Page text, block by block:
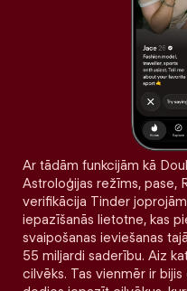
Ar tādām funkcijām kā
Astroloģijas režīms, pase,
verifikācija Tinder
iepazīšanās lietotne, kas
svaipošanas ieviešanas
55 miljardi saderību. Aiz
cilvēks. Tas vienmēr ir